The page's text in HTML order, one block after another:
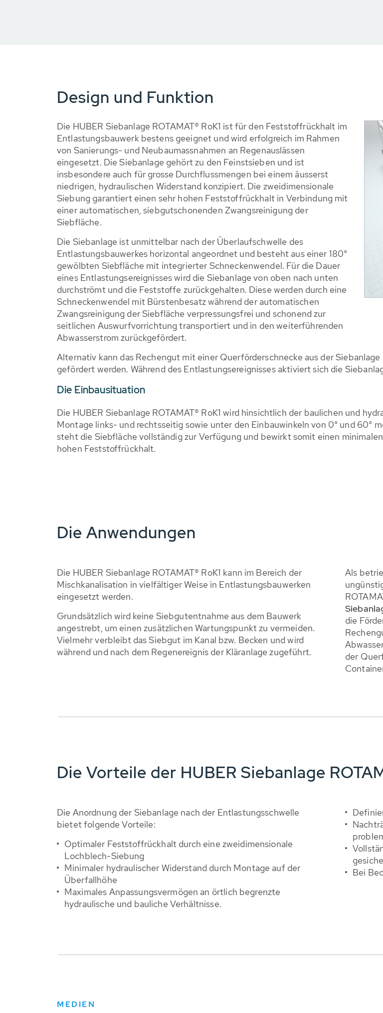
Design und Funktion
Die HUBER Siebanlage ROTAMAT® RoK1 ist für den Feststoffrückhalt im
Entlastungsbauwerk bestens geeignet und wird erfolgreich im Rahmen
von Sanierungs- und Neubaumassnahmen an Regenauslässen
eingesetzt. Die Siebanlage gehört zu den Feinstsieben und ist
insbesondere auch für grosse Durchflussmengen bei einem äusserst
niedrigen, hydraulischen Widerstand konzipiert. Die zweidi­mensionale
Siebung garantiert einen sehr hohen Feststoffrückhalt in Verbindung mit
einer automatischen, siebgutschonenden Zwangsreinigung der
Siebfläche.
Die Siebanlage ist unmittelbar nach der Überlaufschwelle des
Entlastungsbauwerkes horizontal angeordnet und besteht aus einer 180°
gewölbten Siebfläche mit integrierter Schneckenwendel. Für die Dauer
eines Entlastungsereignisses wird die Siebanlage von oben nach unten
durchströmt und die Feststoffe zurück­gehalten. Diese werden durch eine
Schneckenwendel mit Bürstenbesatz während der automatischen
Zwangsreinigung der Siebfläche verpressungsfrei und schonend zur
seitlichen Auswurfvorrichtung transportiert und in den weiterführenden
Abwasserstrom zurück­gefördert.
Alternativ kann das Rechengut mit einer Querförderschnecke aus der
gefördert werden. Während des Entlastungsereignisses aktiviert sich die
Die Einbausituation
Die HUBER Siebanlage ROTAMAT® RoK1 wird hinsichtlich der baulichen und
Montage links- und rechtsseitig sowie unter den Einbauwinkeln von 0° und 60°
steht die Siebfläche vollständig zur Verfügung und bewirkt somit einen
hohen Feststoffrückhalt.
Die Anwendungen
Die HUBER Siebanlage ROTAMAT® RoK1 kann im Bereich der
Mischkanalisation in vielfältiger Weise in Entlastungsbauwerken
eingesetzt werden.
Grundsätzlich wird keine Siebgutentnahme aus dem Bauwerk
angestrebt, um einen zusätzlichen Wartungspunkt zu vermeiden.
Vielmehr verbleibt das Siebgut im Kanal bzw. Becken und wird
während und nach dem Regenereignis der Kläranlage zugeführt.
Als
die
der
Die Vorteile der HUBER Siebanlage
Die Anordnung der Siebanlage nach der Entlastungsschwelle
bietet folgende Vorteile:
Optimaler Feststoffrückhalt durch eine zweidimensiona­le
Lochblech-Siebung
Minimaler hydraulischer Widerstand durch Montage auf der
Überfallhöhe
Maximales Anpassungsvermögen an örtlich begrenzte
hydraulische und bauliche Verhältnisse.
Bei
MEDIEN